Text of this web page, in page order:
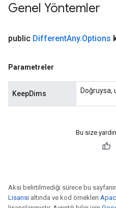
Genel Yöntemler
public DifferentAny.Options
Parametreler
KeepDims Doğruysa,
Bu size
Aksi belirtilmediği sürece bu
Lisansı altında ve kod örnekleri